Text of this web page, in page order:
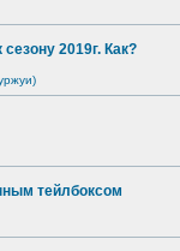
2019г. Как?
тейлбоксом